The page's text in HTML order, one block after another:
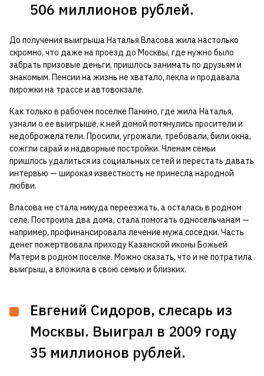
506 миллионов рублей.
До получения выигрыша Наталья Власова жила настолько
скромно, что даже на проезд до Москвы, где нужно было
забрать призовые деньги, пришлось занимать по друзьям и
знакомым. Пенсии на жизнь не хватало, пекла и продавала
пирожки на трассе и автовокзале.
Как только в рабочем поселке Панино, где жила Наталья,
узнали о ее выигрыше, к ней домой потянулись просители и
недоброжелатели. Просили, угрожали, требовали, били окна,
сожгли сарай и надворные постройки. Членам семьи
пришлось удалиться из социальных сетей и перестать давать
интервью — широкая известность не принесла народной
любви.
Власова не стала никуда переезжать, а осталась в родном
селе. Построила два дома, стала помогать односельчанам —
например, профинансировала лечение мужа соседки. Часть
денег пожертвовала приходу Казанской иконы Божьей
Матери в родном поселке. Можно сказать, что и не потратила
выигрыш, а вложила в свою семью и близких.
Евгений Сидоров, слесарь из
Москвы. Выиграл в 2009 году
35 миллионов рублей.